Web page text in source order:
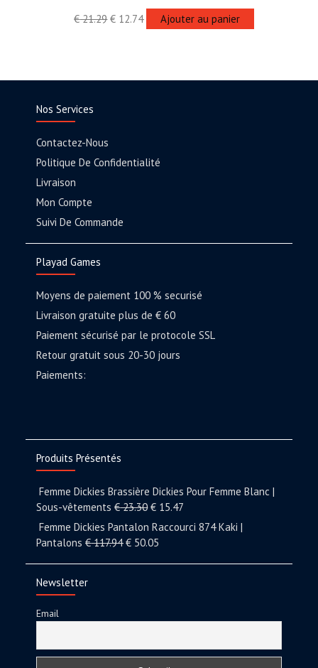
€21.29 € 12.74 Ajouter au panier
Nos Services
Contactez-Nous
Politique De Confidentialité
Livraison
Mon Compte
Suivi De Commande
Playad Games
Moyens de paiement 100 % securisé
Livraison gratuite plus de € 60
Paiement sécurisé par le protocole SSL
Retour gratuit sous 20-30 jours
Paiements:
Produits Présentés
Femme Dickies Brassière Dickies Pour Femme Blanc |
Sous-vêtements €23.30 € 15.47
Femme Dickies Pantalon Raccourci 874 Kaki |
Pantalons €117.94 € 50.05
Newsletter
Email